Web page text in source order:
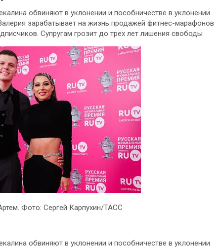
обвиняют в уклонении и пособничестве в уклонении
зарабатывает на жизнь продажей фитнес-марафонов
Супругам грозит до трех лет лишения свободы
Фото: Сергей Карпухин/ТАСС
обвиняют в уклонении и пособничестве в уклонении